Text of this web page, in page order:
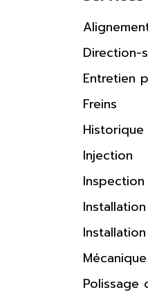
Direction-
Entretien
Freins
Historique
Injection
Polissage